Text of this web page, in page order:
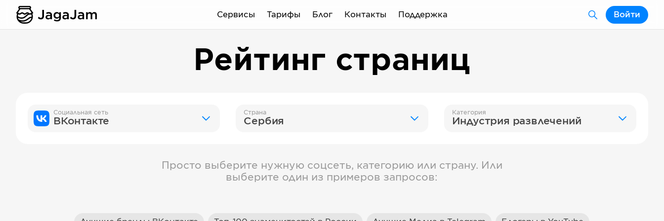
Сервисы Тарифы Блог Контакты Поддержка Войти
Рейтинг страниц
Социальная сеть
ВКонтакте
Страна
Сербия
Категория
Индустрия развлечений
Просто выберите нужную соцсеть, категорию или страну. Или
выберите один из примеров запросов: